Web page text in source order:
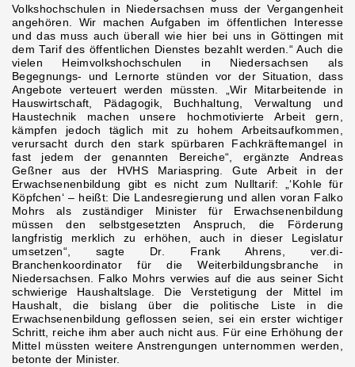
Volkshochschulen in Niedersachsen muss der Vergangenheit
angehören. Wir machen Aufgaben im öffentlichen Interesse
und das muss auch überall wie hier bei uns in Göttingen mit
dem Tarif des öffentlichen Dienstes bezahlt werden.“ Auch die
vielen Heimvolkshochschulen in Niedersachsen als
Begegnungs- und Lernorte stünden vor der Situation, dass
Angebote verteuert werden müssten. „Wir Mitarbeitende in
Hauswirtschaft, Pädagogik, Buchhaltung, Verwaltung und
Haustechnik machen unsere hochmotivierte Arbeit gern,
kämpfen jedoch täglich mit zu hohem Arbeitsaufkommen,
verursacht durch den stark spürbaren Fachkräftemangel in
fast jedem der genannten Bereiche“, ergänzte Andreas
Geßner aus der HVHS Mariaspring. Gute Arbeit in der
Erwachsenenbildung gibt es nicht zum Nulltarif: „‘Kohle für
Köpfchen‘ – heißt: Die Landesregierung und allen voran Falko
Mohrs als zuständiger Minister für Erwachsenenbildung
müssen den selbstgesetzten Anspruch, die Förderung
langfristig merklich zu erhöhen, auch in dieser Legislatur
umsetzen“, sagte Dr. Frank Ahrens, ver.di-
Branchenkoordinator für die Weiterbildungsbranche in
Niedersachsen. Falko Mohrs verwies auf die aus seiner Sicht
schwierige Haushaltslage. Die Verstetigung der Mittel im
Haushalt, die bislang über die politische Liste in die
Erwachsenenbildung geflossen seien, sei ein erster wichtiger
Schritt, reiche ihm aber auch nicht aus. Für eine Erhöhung der
Mittel müssten weitere Anstrengungen unternommen werden,
betonte der Minister.